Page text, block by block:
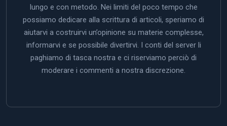
lungo e con metodo. Nei limiti del poco tempo che
possiamo dedicare alla scrittura di articoli, speriamo di
aiutarvi a costruirvi un’opinione su materie complesse,
informarvi e se possibile divertirvi. I conti del server li
paghiamo di tasca nostra e ci riserviamo perciò di
moderare i commenti a nostra discrezione.